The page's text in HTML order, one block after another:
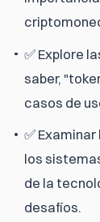
✅ Explore
saber,
casos de
✅
los
de la
desafíos.